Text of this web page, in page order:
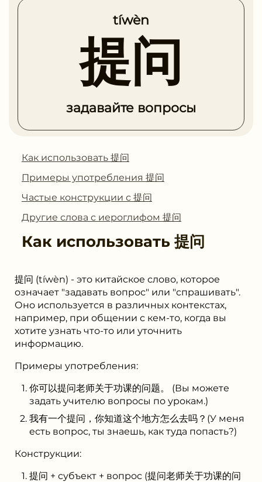
tíwèn
提问
задавайте вопросы
Как использовать 提问
Примеры употребления 提问
Частые конструкции с 提问
Другие слова с иероглифом 提问
Как использовать 提问
提问 (tíwèn) - это китайское слово, которое
означает "задавать вопрос" или "спрашивать".
Оно используется в различных контекстах,
например, при общении с кем-то, когда вы
хотите узнать что-то или уточнить
информацию.
Примеры употребления:
你可以提问老师关于功课的问题。 (Вы можете
задать учителю вопросы по урокам.)
我有一个提问，你知道这个地方怎么去吗？(У меня
есть вопрос, ты знаешь, как туда попасть?)
Конструкции:
提问 + субъект + вопрос (提问老师关于功课的问